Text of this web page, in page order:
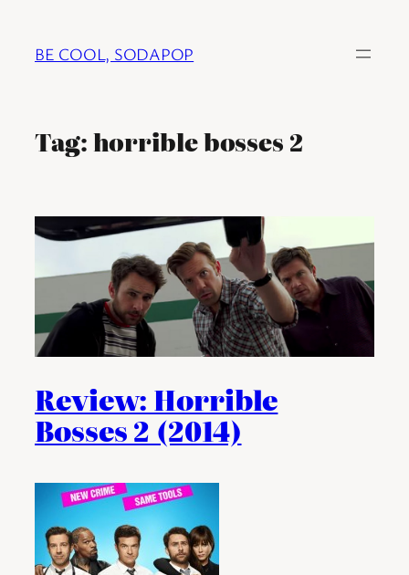
BE COOL, SODAPOP
Tag:horrible bosses 2
Review: Horrible
Bosses 2 (2014)